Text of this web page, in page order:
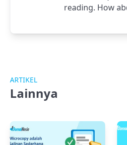
reading. How
ARTIKEL
Lainnya